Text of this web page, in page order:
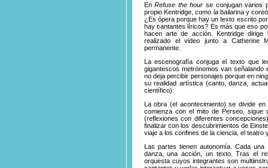
EnRefuse the hourse conjugan varios
propio Kentridge, como la bailarina y
¿Es ópera porque hay un texto escrito
hay cantantes líricos? Es más que eso
hacen arte de acción. Kentridge
realizado el video junto a Catherine
permanente.
La escenografía conjuga el texto que
gigantescos metrónomos van
no deja percibir personajes porque en
su realidad artística (canto, danza,
científico).
La obra (el acontecimiento) se divide
comienza con el mito de Perseo,
(reflexiones con diferentes
finalizar con los descubrimientos de
viaje a los confines de la ciencia, el
Las partes tienen autonomía. Cada
danza, una acción, un texto. Tras el
orquesta cuyos integrantes son